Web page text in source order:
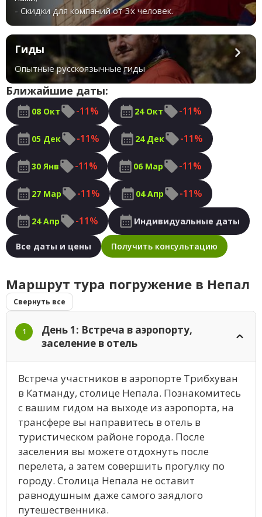
- Скидки для компаний от 3х человек.
Гиды
Опытные русскоязычные гиды
Ближайшие даты:
08 Окт -11% 24 Окт -11%
05 Дек -11% 24 Дек -11%
30 Янв -11% 06 Мар -11%
27 Мар -11% 04 Апр -11%
24 Апр -11% Индивидуальные даты
Все даты и цены Получить консультацию
Маршрут тура погружение в Непал
Свернуть все
1
День 1: Встреча в аэропорту,
заселение в отель
Встреча участников в аэропорте Трибхуван
в Катманду, столице Непала. Познакомитесь
с вашим гидом на выходе из аэропорта, на
трансфере вы направитесь в отель в
туристическом районе города. После
заселения вы можете отдохнуть после
перелета, а затем совершить прогулку по
городу. Столица Непала не оставит
равнодушным даже самого заядлого
путешественника.